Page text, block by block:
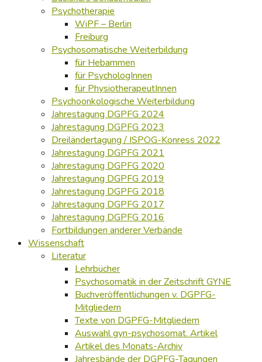
Psychotherapie
WiPF – Berlin
Freiburg
Psychosomatische Weiterbildung
für Hebammen
für PsychologInnen
für PhysiotherapeutInnen
Psychoonkologische Weiterbildung
Jahrestagung DGPFG 2024
Jahrestagung DGPFG 2023
Dreiländertagung / ISPOG-Konress 2022
Jahrestagung DGPFG 2021
Jahrestagung DGPFG 2020
Jahrestagung DGPFG 2019
Jahrestagung DGPFG 2018
Jahrestagung DGPFG 2017
Jahrestagung DGPFG 2016
Fortbildungen anderer Verbände
Wissenschaft
Literatur
Lehrbücher
Psychosomatik in der Zeitschrift GYNE
Buchveröffentlichungen v. DGPFG-
Mitgliedern
Texte von DGPFG-Mitgliedern
Auswahl gyn-psychosomat. Artikel
Artikel des Monats-Archiv
Jahresbände der DGPFG-Tagungen